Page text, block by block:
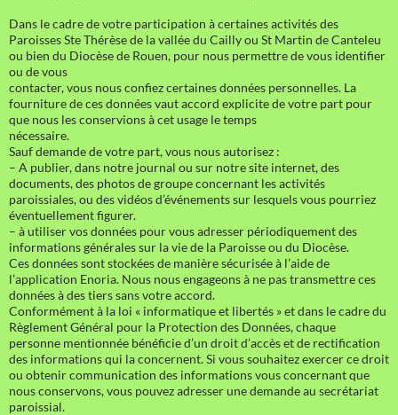
Dans le cadre de votre participation à certaines activités des
Paroisses Ste Thérèse de la vallée du Cailly ou St Martin de Canteleu
ou bien du Diocèse de Rouen, pour nous permettre de vous identifier
ou de vous
contacter, vous nous confiez certaines données personnelles. La
fourniture de ces données vaut accord explicite de votre part pour
que nous les conservions à cet usage le temps
nécessaire.
Sauf demande de votre part, vous nous autorisez :
– A publier, dans notre journal ou sur notre site internet, des
documents, des photos de groupe concernant les activités
paroissiales, ou des vidéos d’événements sur lesquels vous pourriez
éventuellement figurer.
– à utiliser vos données pour vous adresser périodiquement des
informations générales sur la vie de la Paroisse ou du Diocèse.
Ces données sont stockées de manière sécurisée à l’aide de
l’application Enoria. Nous nous engageons à ne pas transmettre ces
données à des tiers sans votre accord.
Conformément à la loi « informatique et libertés » et dans le cadre du
Règlement Général pour la Protection des Données, chaque
personne mentionnée bénéficie d’un droit d’accès et de rectification
des informations qui la concernent. Si vous souhaitez exercer ce droit
ou obtenir communication des informations vous concernant que
nous conservons, vous pouvez adresser une demande au secrétariat
paroissial.